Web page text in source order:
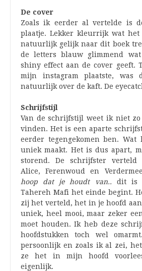
De cover
Zoals ik eerder al vertelde is
plaatje. Lekker kleurrijk wat het
natuurlijk gelijk naar dit boek
de letters blauw glimmend
shiny effect aan de cover geeft.
mijn instagram plaatste, was
natuurlijk over de kaft. De
Schrijfstijl
Van de schrijfstijl weet ik niet zo
vinden. Het is een aparte
eerder tegengekomen ben.
uniek maakt. Het is dus apart,
storend. De schrijfster
Alice, Ferenwoud en
hoop dat je houdt van.. dit is
Tahereh Mafi het einde begint.
zij het verteld, het in je hoofd aan
uniek, heel mooi, maar zeker
moet houden. Ik heb deze
hoofdstukken toch wel
persoonlijk en zoals ik al zei,
ze het in mijn hoofd
eigenlijk.